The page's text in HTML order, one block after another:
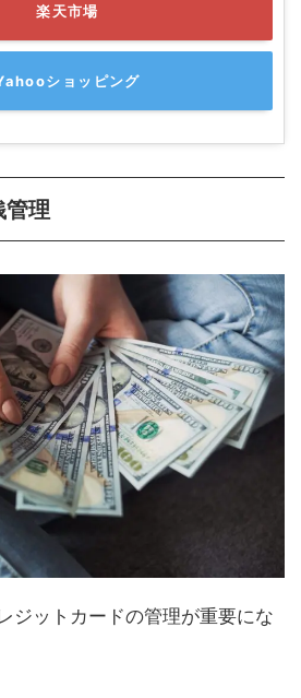
楽天市場
ショッピング
管理
ジットカードの管理が重要にな